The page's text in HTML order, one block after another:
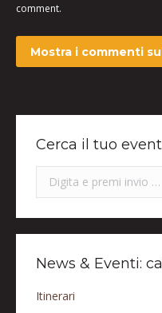
comment.
Mostra i commenti
Cerca il tuo
Search:
News & Eventi:
Itinerari